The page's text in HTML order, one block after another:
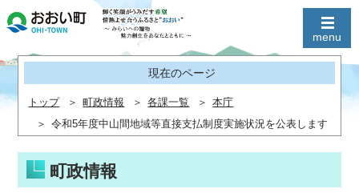
現在のページ
トップ 町政情報 各課一覧
本庁
令和5年度中山間地域等直接支払制度実施状況を公表します
町政情報